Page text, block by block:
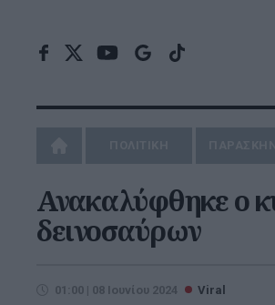
Ανακαλύφθηκε ο
δεινοσαύρων
01:00 | 08 Ιουνίου 2024 Viral